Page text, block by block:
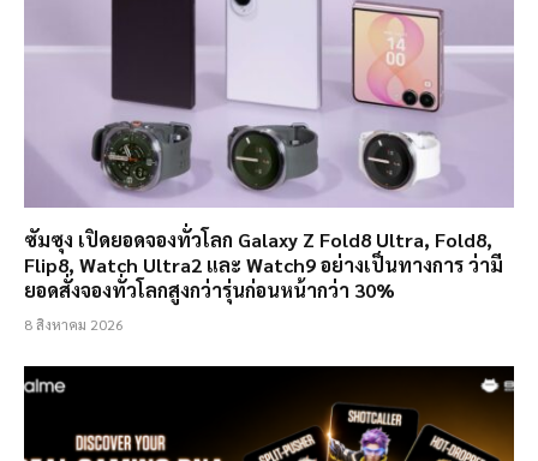
ซัมซุง เปิดยอดจองทั่วโลก Galaxy Z Fold8 Ultra, Fold8,
Flip8, Watch Ultra2 และ Watch9 อย่างเป็นทางการ ว่ามี
ยอดสั่งจองทั่วโลกสูงกว่ารุ่นก่อนหน้ากว่า 30%
8 สิงหาคม 2026